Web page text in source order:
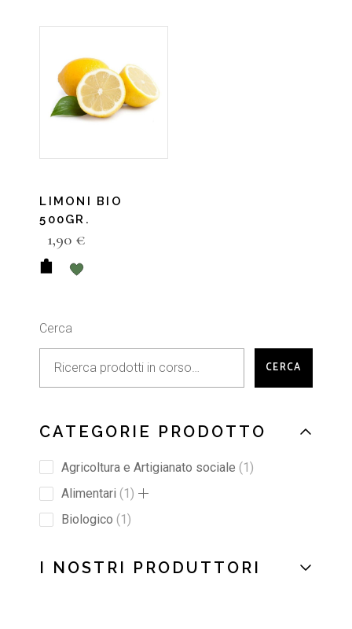
LIMONI BIO
500GR.
1,90 €
Cerca
CERCA
CATEGORIE PRODOTTO
Agricoltura e Artigianato sociale 1
Alimentari 1
Biologico 1
I NOSTRI PRODUTTORI